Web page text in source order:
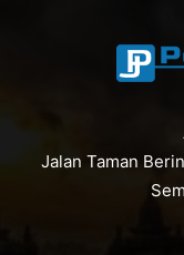
Jalan Taman